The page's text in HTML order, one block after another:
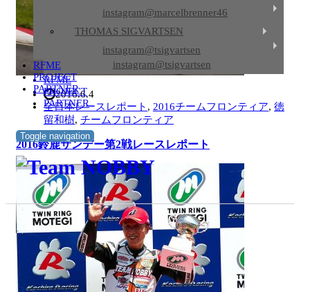
MARCEL BRENNER
instagram@marcelbrenner46
THOMAS SIGVARTSEN
instagram@tsigvartsen
RFME
PROJECT
PARTNER
Toggle navigation
instagram@marcelbrenner46
THOMAS SIGVARTSEN
instagram@tsigvartsen
RFME
PROJECT
PARTNER
2016.6.4
全日本レースレポート , 2016チームフロンティア, 徳
留和樹, チームフロンティア
2016鈴鹿サンデー第2戦レースレポート